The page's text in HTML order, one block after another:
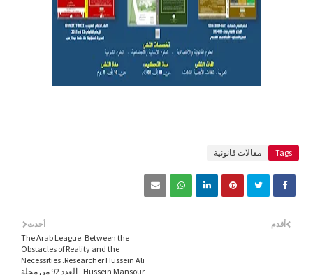
Tags مقالات قانونية
أحدث
The Arab League: Between the
Obstacles of Reality and the
Necessities .Researcher Hussein Ali
Hussein Mansour - العدد 92 من مجلة
أقدم